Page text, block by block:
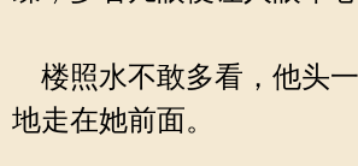
楼照水不敢多看，他头
地走在她前面。